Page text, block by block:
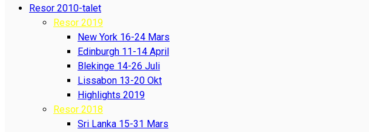
Resor 2010-talet
Resor 2019
New York 16-24 Mars
Edinburgh 11-14 April
Blekinge 14-26 Juli
Lissabon 13-20 Okt
Highlights 2019
Resor 2018
Sri Lanka 15-31 Mars